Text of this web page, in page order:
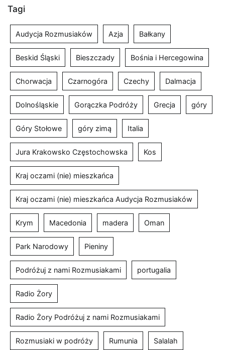
Tagi
Audycja Rozmusiaków Azja Bałkany
Beskid Śląski Bieszczady Bośnia i Hercegowina
Chorwacja Czarnogóra Czechy Dalmacja
Dolnośląskie Gorączka Podróży Grecja góry
Góry Stołowe góry zimą Italia
Jura Krakowsko Częstochowska Kos
Kraj oczami (nie) mieszkańca
Kraj oczami (nie) mieszkańca Audycja Rozmusiaków
Krym Macedonia madera Oman
Park Narodowy Pieniny
Podróżuj z nami Rozmusiakami portugalia
Radio Żory
Radio Żory Podróżuj z nami Rozmusiakami
Rozmusiaki w podróży Rumunia Salalah